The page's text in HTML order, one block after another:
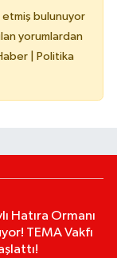
etmiş bulunuyor
yorumlardan
| Politika
Hatıra Ormanı
TEMA Vakfı